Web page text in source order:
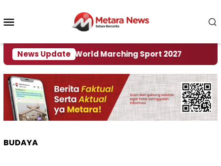
konten
News Update
Rumah World Marching Sport 2027
BUDAYA